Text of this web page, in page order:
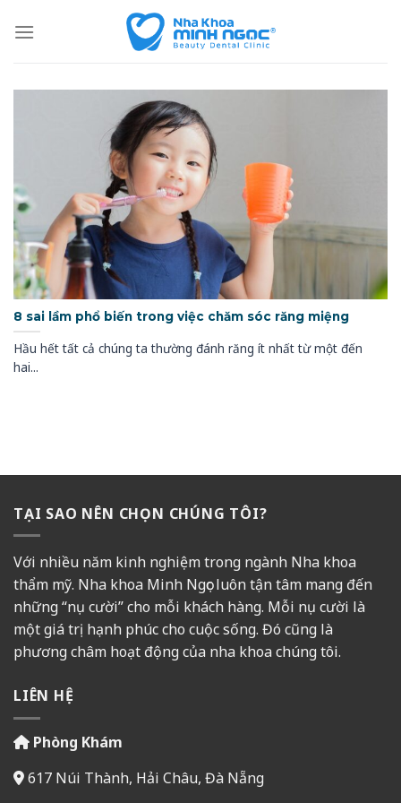
8 sai lầm phổ biến trong việc chăm sóc răng miệng
Hầu hết tất cả chúng ta thường đánh răng ít nhất từ một đến
hai...
TẠI SAO NÊN CHỌN CHÚNG TÔI?
Với nhiều năm kinh nghiệm trong ngành Nha khoa
thẩm mỹ. Nha khoa Minh Ngọc luôn tận tâm mang đến
những “nụ cười” cho mỗi khách hàng. Mỗi nụ cười là
một giá trị hạnh phúc cho cuộc sống. Đó cũng là
phương châm hoạt động của nha khoa chúng tôi.
LIÊN HỆ
Phòng Khám
617 Núi Thành, Hải Châu, Đà Nẵng